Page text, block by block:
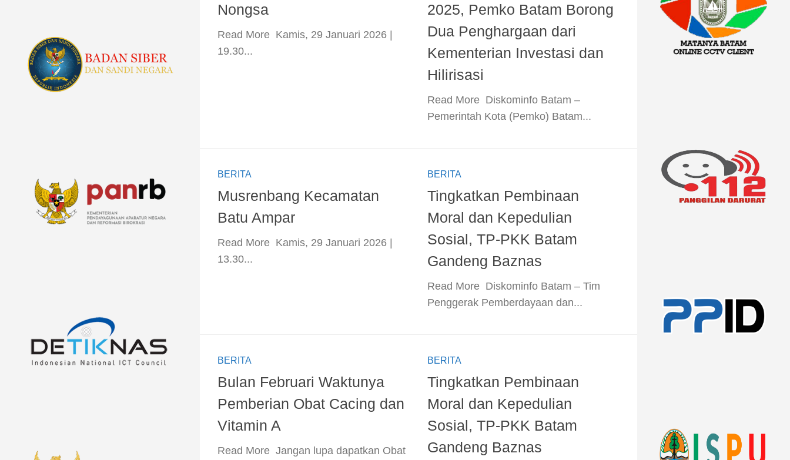
Nongsa
​Read More ​ Kamis, 29 Januari 2026 |
19.30...
2025, Pemko Batam Borong
Dua Penghargaan dari
Kementerian Investasi dan
Hilirisasi
​Read More ​ Diskominfo Batam –
Pemerintah Kota (Pemko) Batam...
BERITA
Musrenbang Kecamatan
Batu Ampar
​Read More ​ Kamis, 29 Januari 2026 |
13.30...
BERITA
Tingkatkan Pembinaan
Moral dan Kepedulian
Sosial, TP-PKK Batam
Gandeng Baznas
​Read More ​ Diskominfo Batam – Tim
Penggerak Pemberdayaan dan...
BERITA
Bulan Februari Waktunya
Pemberian Obat Cacing dan
Vitamin A
​Read More ​ Jangan lupa dapatkan Obat
BERITA
Tingkatkan Pembinaan
Moral dan Kepedulian
Sosial, TP-PKK Batam
Gandeng Baznas